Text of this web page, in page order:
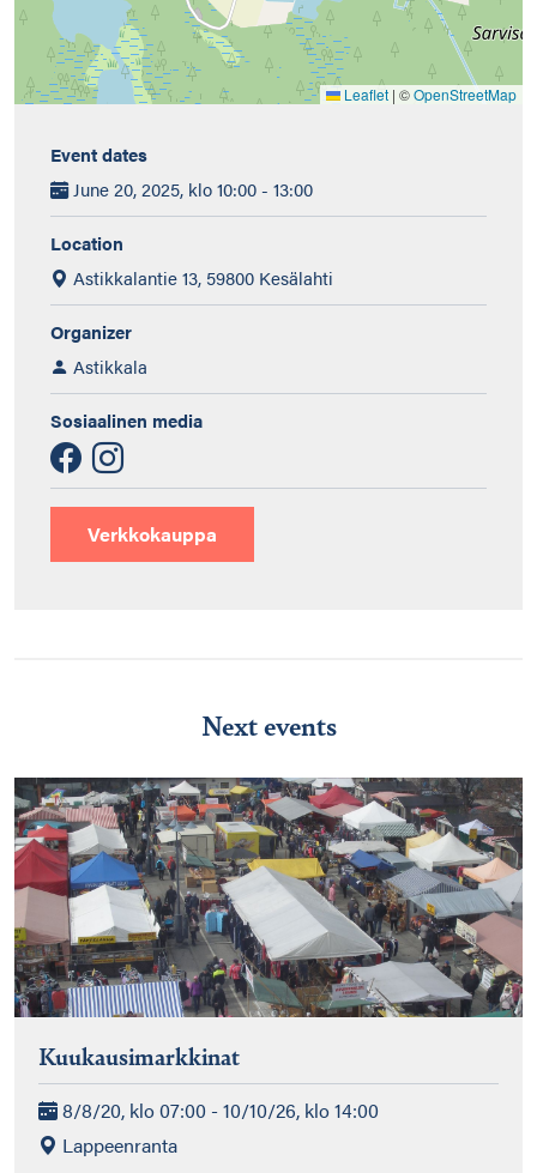
Leaflet | ©OpenStreetMap
Event dates
June 20, 2025, klo 10:00 - 13:00
Location
Astikkalantie 13, 59800 Kesälahti
Organizer
Astikkala
Sosiaalinen media
Verkkokauppa
Next events
Kuukausimarkkinat
8/8/20, klo 07:00 - 10/10/26, klo 14:00
Lappeenranta